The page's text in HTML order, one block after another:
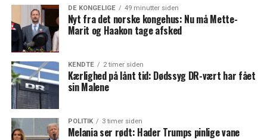
DE KONGELIGE 49 minutter siden
Nyt fra det norske kongehus: Nu må Mette-
Marit og Haakon tage afsked
KENDTE 2 timer siden
Kærlighed på lånt tid: Dødssyg DR-vært har fået
sin Malene
POLITIK 3 timer siden
Melania ser rødt: Hader Trumps pinlige vane